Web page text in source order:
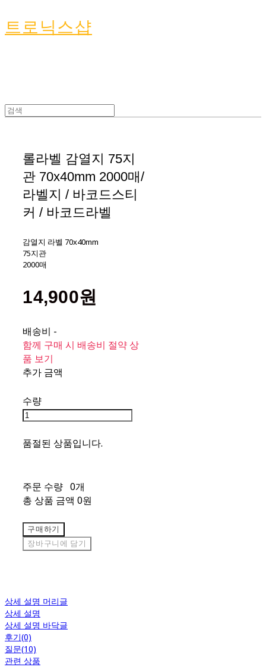
트로닉스샵
롤라벨 감열지 75지
관 70x40mm 2000매/
라벨지 / 바코드스티
커 / 바코드라벨
감열지 라벨 70x40mm
75지관
2000매
14,900원
배송비 -
함께 구매 시 배송비 절약 상
품 보기
추가 금액
수량
품절된 상품입니다.
주문 수량 0개
총 상품 금액 0원
구매하기
장바구니에 담기
상세 설명 머리글
상세 설명
상세 설명 바닥글
후기(0)
질문(10)
관련 상품